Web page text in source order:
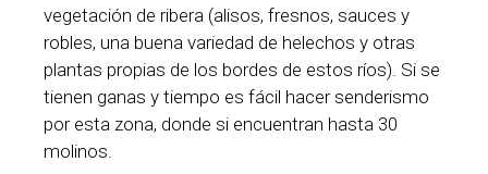
vegetación de ribera (alisos, fresnos, sauces y
robles, una buena variedad de helechos y otras
plantas propias de los bordes de estos ríos). Si se
tienen ganas y tiempo es fácil hacer senderismo
por esta zona, donde si encuentran hasta 30
molinos.